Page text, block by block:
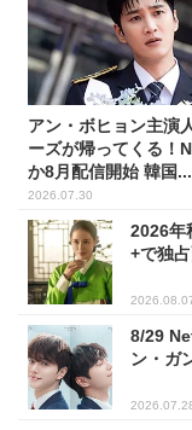
アン・ボヒョン主演
ーズが帰ってくる！
か8月配信開始 韓国...
2026.07.30
2026年
+で独
8/29
ン・ガ